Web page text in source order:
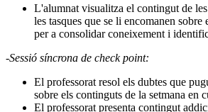
L'alumnat visualitza el contingut de
les tasques que se li encomanen sobre
per a consolidar coneixement i
-Sessió síncrona de check point:
El professorat resol els dubtes que
sobre els continguts de la setmana en
El professorat presenta contingut